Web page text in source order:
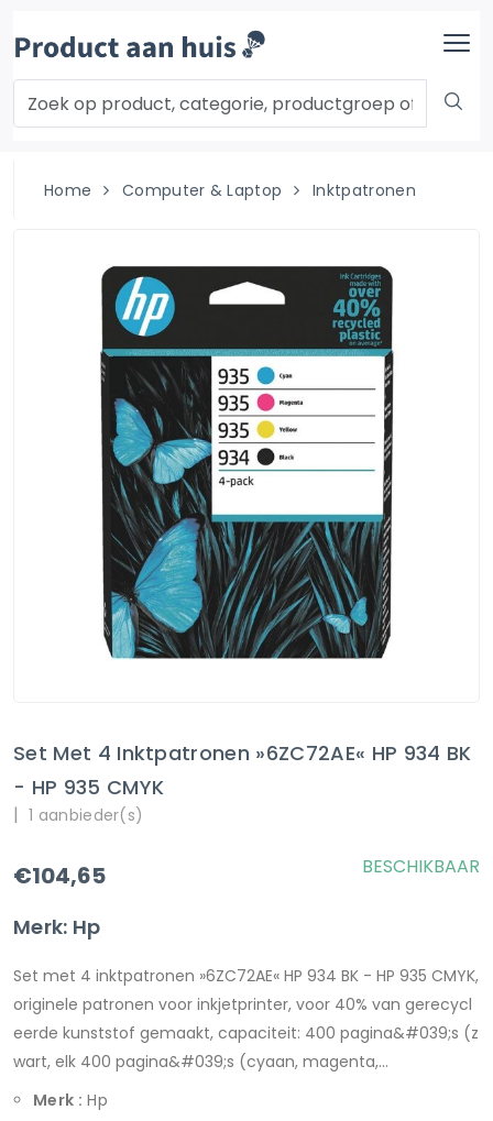
Home Computer & Laptop Inktpatronen
Set Met 4 Inktpatronen »6ZC72AE« HP 934 BK
- HP 935 CMYK
| 1 aanbieder(s)
€104,65
Merk: Hp
BESCHIKBAAR
Set met 4 inktpatronen »6ZC72AE« HP 934 BK - HP 935 CMYK,
originele patronen voor inkjetprinter, voor 40% van gerecycl
eerde kunststof gemaakt, capaciteit: 400 pagina&#039;s (z
wart, elk 400 pagina&#039;s (cyaan, magenta,...
Merk : Hp